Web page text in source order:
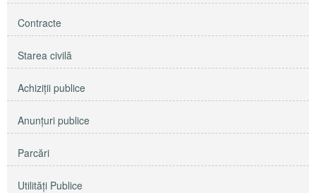
Contracte
Starea civilă
Achiziţii publice
Anunţuri publice
Parcări
Utilităţi Publice